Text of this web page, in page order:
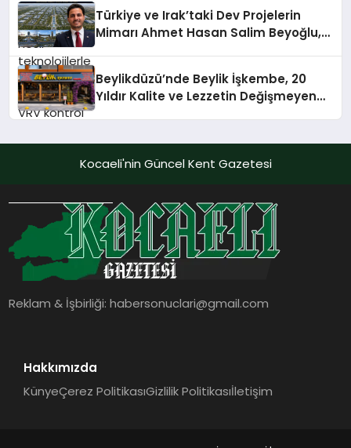
verimli hale getiriyor. Enerji
verimliliğini artırırken modern yaşam
Türkiye ve Irak’taki Dev Projelerin
Mimarı Ahmet Hasan Salim Beyoğlu,
Hayata Geçirecek
Beylikdüzü’nde Beylik İşkembe, 20
Yıldır Kalite ve Lezzetin Değişmeyen
Kocaeli'nin Güncel Kent Gazetesi
Reklam & İşbirliği:habersonuclari@gmail.com
Hakkımızda
KünyeÇerez PolitikasıGizlilik Politikasıİletişim